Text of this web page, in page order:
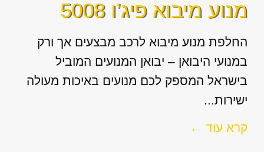
מנוע מיבוא פיג’ו 5008
החלפת מנוע מיבוא לרכב מבצעים אך ורק
במנועי היבואן – יבואן המנועים המוביל
בישראל המספק לכם מנועים באיכות מעולה
ישירות...
קרא עוד ←